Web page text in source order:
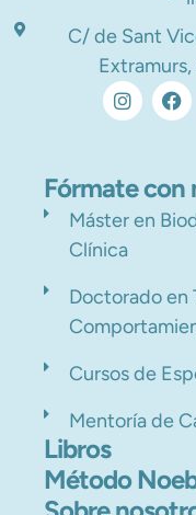
C/ de Sant
Fórmate con
Máster en
Clínica
Doctorado en
Cursos de
Mentoría de
Libros
Método